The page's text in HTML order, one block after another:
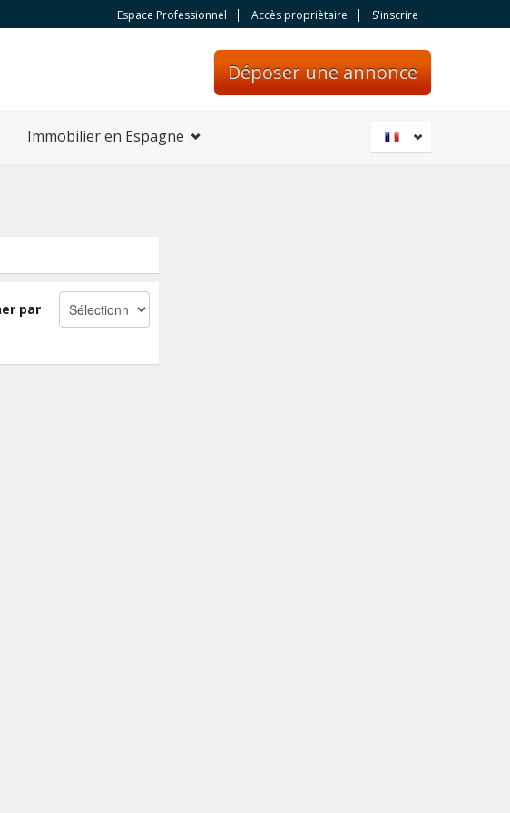
Espace Professionnel Accès propriètaire S'inscrire
Déposer une annonce
Immobilier en Espagne
par